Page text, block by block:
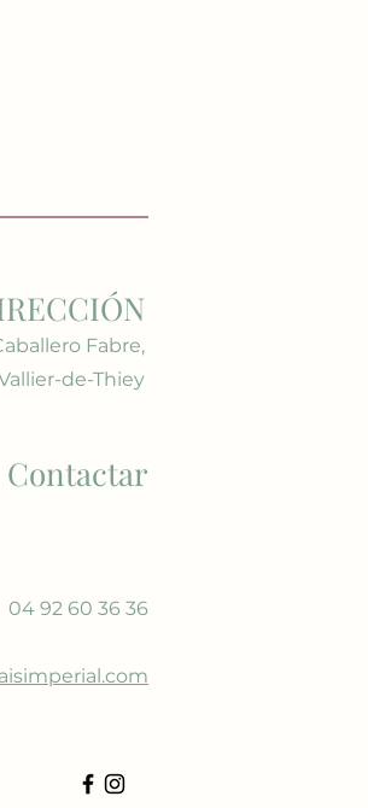
Fabre,
de-Thiey
Contactar
04 92 60 36 36